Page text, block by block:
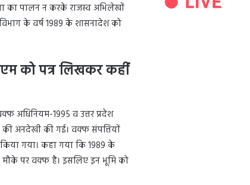
का पालन न करके राजस्व अभिलेखों
के वर्ष 1989 के शासनादेश को
को पत्र लिखकर कहीं
अधिनियम-1995 व उत्तर प्रदेश
अनदेखी की गई। वक्फ संपत्तियों
गया। कहा गया कि 1989 के
पर वक्फ है। इसलिए इन भूमि को